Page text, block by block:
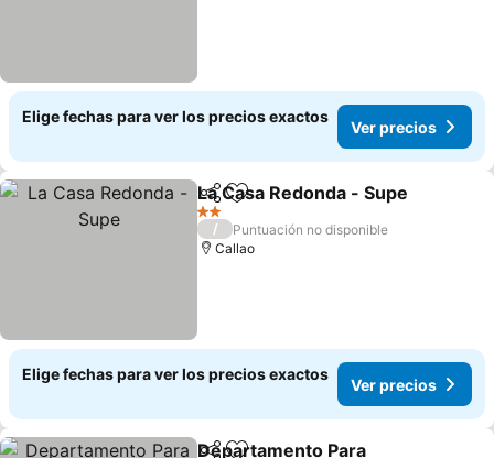
Elige fechas para ver los precios exactos
Ver precios
CompartirAgregar a favoritos
La Casa Redonda - Supe
2 Estrellas
/
Puntuación no disponible
Callao
Elige fechas para ver los precios exactos
Ver precios
Departamento Para